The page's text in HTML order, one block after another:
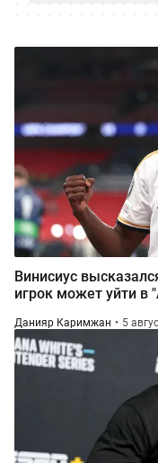
Винисиус
игрок может уйти в
Данияр Каримжан 5